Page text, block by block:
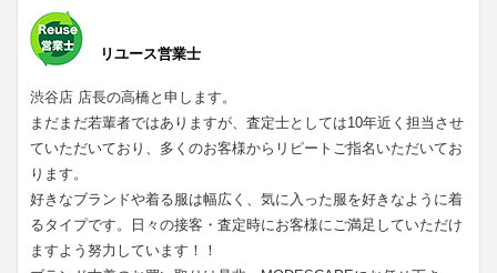
リユース営業士
渋谷店 店長の高橋と申します。
まだまだ若輩者ではありますが、査定士としては10年近く担当させ
ていただいており、多くのお客様からリピートご指名いただいてお
ります。
好きなブランドや着る服は幅広く、気に入った服を好きなように着
るタイプです。日々の接客・査定時にお客様にご満足していただけ
ますよう努力しています！！